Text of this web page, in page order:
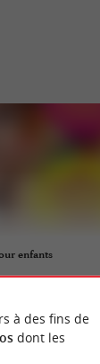
enfants
à des fins de
dont les